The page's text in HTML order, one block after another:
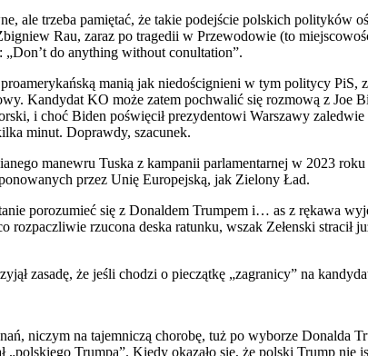
ale trzeba pamiętać, że takie podejście polskich polityków
Rau, zaraz po tragedii w Przewodowie (to
„Don’t do anything without conultation”.
manią jak niedoścignieni w tym politycy PiS,
Kandydat KO może zatem pochwalić się rozmową z Joe
i choć Biden poświęcił prezydentowi Warszawy
minut. Doprawdy, szacunek.
manewru Tuska z kampanii parlamentarnej w 2023
przez Unię Europejską, jak Zielony Ład.
porozumieć się z Donaldem Trumpem i… as z rękawa
rozpaczliwie rzucona deska ratunku, wszak Zełenski
zasadę, że jeśli chodzi o pieczątkę „zagranicy” na
niczym na tajemniczą chorobę, tuż po wyborze
„polskiego Trumpa”. Kiedy okazało się, że polski Trump